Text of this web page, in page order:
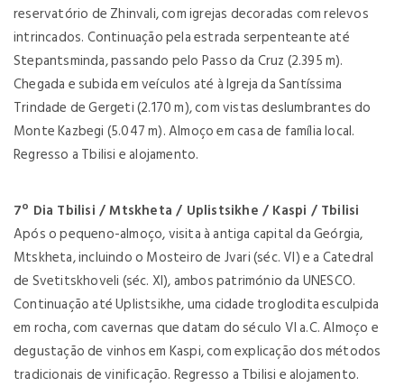
reservatório de Zhinvali, com igrejas decoradas com relevos
intrincados. Continuação pela estrada serpenteante até
Stepantsminda, passando pelo Passo da Cruz (2.395 m).
Chegada e subida em veículos até à Igreja da Santíssima
Trindade de Gergeti (2.170 m), com vistas deslumbrantes do
Monte Kazbegi (5.047 m). Almoço em casa de família local.
Regresso a Tbilisi e alojamento.
7º Dia Tbilisi / Mtskheta / Uplistsikhe / Kaspi / Tbilisi
Após o pequeno-almoço, visita à antiga capital da Geórgia,
Mtskheta, incluindo o Mosteiro de Jvari (séc. VI) e a Catedral
de Svetitskhoveli (séc. XI), ambos património da UNESCO.
Continuação até Uplistsikhe, uma cidade troglodita esculpida
em rocha, com cavernas que datam do século VI a.C. Almoço e
degustação de vinhos em Kaspi, com explicação dos métodos
tradicionais de vinificação. Regresso a Tbilisi e alojamento.